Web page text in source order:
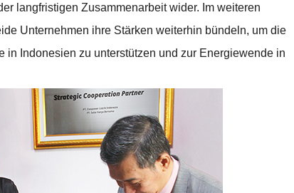
langfristigen Zusammenarbeit wider. Im weiteren
Unternehmen ihre Stärken weiterhin bündeln, um die
in Indonesien zu unterstützen und zur Energiewende in